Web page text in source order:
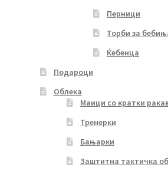
Перници
Торби за
Ќебенца
Подароци
Облека
Маици со кратки
Тренерки
Бањарки
Заштитна тактичка